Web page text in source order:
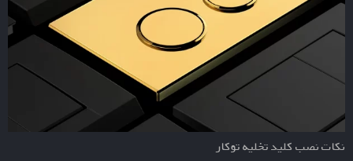
نکات نصب کلید تخلیه توکار